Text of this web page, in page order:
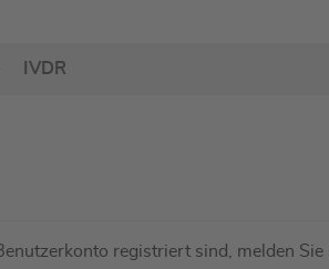
IVDR
registriert sind, melden